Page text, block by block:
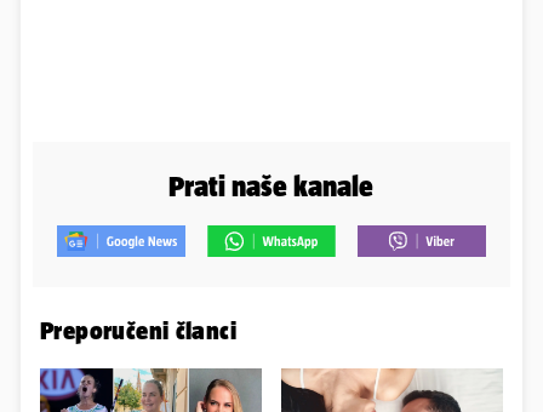
Prati naše kanale
Preporučeni članci